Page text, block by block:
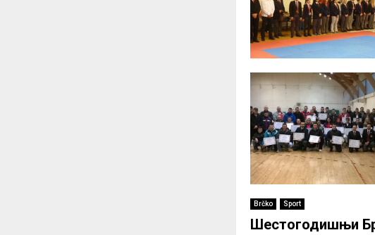
Brčko Sport
Шестогодишњи